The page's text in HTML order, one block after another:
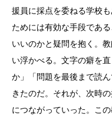
援員に採点を委ねる学校
ためには有効な手段であ
いいのかと疑問を抱く。
い浮かべる。文字の癖を
か」「問題を最後まで読
きたのだ。それが、次時
につながっていった。こ